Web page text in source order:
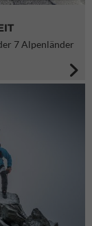
7 Alpenländer